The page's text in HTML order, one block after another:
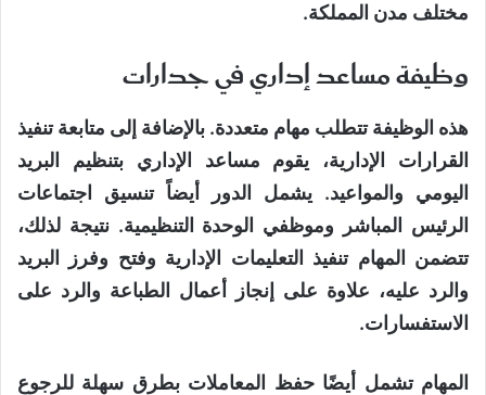
مختلف مدن المملكة.
وظيفة مساعد إداري في جدارات
هذه الوظيفة تتطلب مهام متعددة. بالإضافة إلى متابعة تنفيذ
القرارات الإدارية، يقوم مساعد الإداري بتنظيم البريد
اليومي والمواعيد. يشمل الدور أيضاً تنسيق اجتماعات
الرئيس المباشر وموظفي الوحدة التنظيمية. نتيجة لذلك،
تتضمن المهام تنفيذ التعليمات الإدارية وفتح وفرز البريد
والرد عليه، علاوة على إنجاز أعمال الطباعة والرد على
الاستفسارات.
المهام تشمل أيضًا حفظ المعاملات بطرق سهلة للرجوع